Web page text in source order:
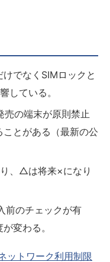
でなくSIMロックと
ている。
売の端末が原則禁止
とがある（最新の公
、△は将来×になり
前のチェックが有
変わる。
ットワーク利用制限